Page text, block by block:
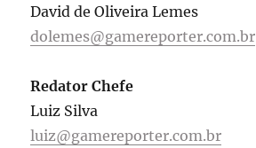
David de Oliveira Lemes
dolemes@gamereporter.com.br
Redator Chefe
Luiz Silva
luiz@gamereporter.com.br